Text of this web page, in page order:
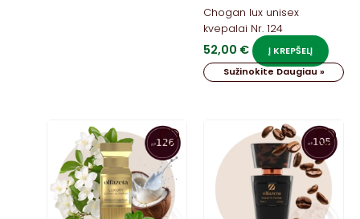
Chogan lux unisex
kvepalai Nr. 124
52,00 €
Į KREPŠELĮ
Sužinokite Daugiau »